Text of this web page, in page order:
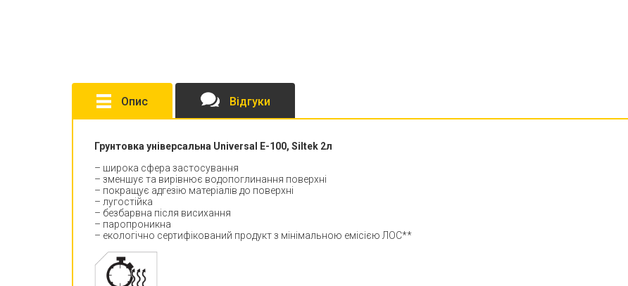
Опис Відгуки
Грунтовка універсальна Universal Е-100, Siltek 2л
– широка сфера застосування
– зменшує та вирівнює водопоглинання поверхні
– покращує адгезію матеріалів до поверхні
– лугостійка
– безбарвна після висихання
– паропроникна
– екологічно сертифікований продукт з мінімальною емісією ЛОС**